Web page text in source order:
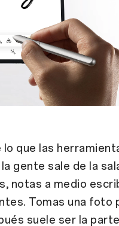
que las
gente sale de la
notas a medio
Tomas una foto
suele ser la